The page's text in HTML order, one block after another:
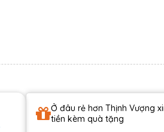
Ở đâu rẻ hơn Thịnh Vượng
tiền kèm quà tặng